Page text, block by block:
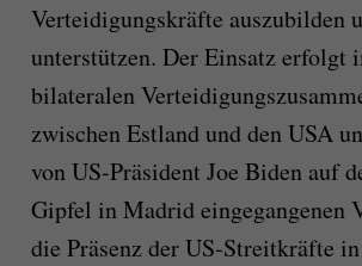
Verteidigungskräfte auszubilden
unterstützen. Der Einsatz erfolgt
bilateralen
zwischen Estland und den USA
von US-Präsident Joe Biden auf
Gipfel in Madrid eingegangenen
die Präsenz der US-Streitkräfte